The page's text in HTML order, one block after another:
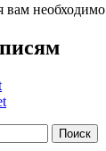
вам необходимо